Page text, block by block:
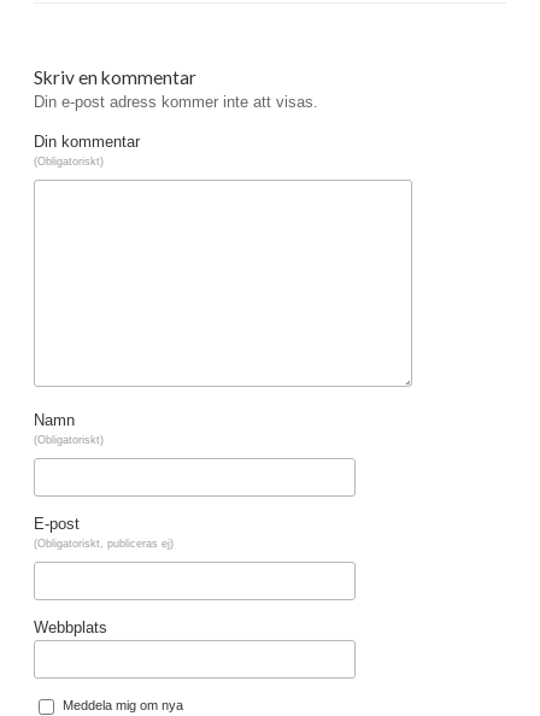
Skriv en kommentar
Din e-post adress kommer inte att visas.
Din kommentar
(Obligatoriskt)
Namn
(Obligatoriskt)
E-post
(Obligatoriskt, publiceras ej)
Webbplats
Meddela mig om nya